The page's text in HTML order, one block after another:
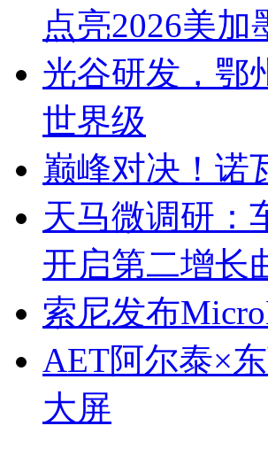
点亮2026美加
光谷研发，鄂
世界级
巅峰对决！诺
天马微调研：
开启第二增长
索尼发布
AET阿尔泰×
大屏